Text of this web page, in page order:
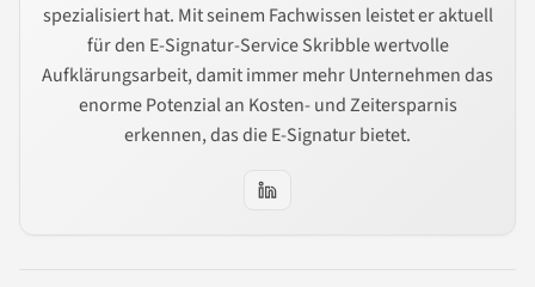
spezialisiert hat. Mit seinem Fachwissen leistet er aktuell
für den E-Signatur-Service Skribble wertvolle
Aufklärungsarbeit, damit immer mehr Unternehmen das
enorme Potenzial an Kosten- und Zeitersparnis
erkennen, das die E-Signatur bietet.